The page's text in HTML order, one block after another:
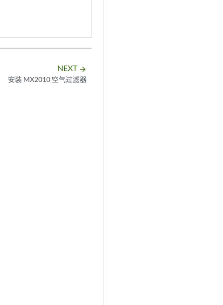
NEXT arrow_forward
安装 MX2010 空气过滤器